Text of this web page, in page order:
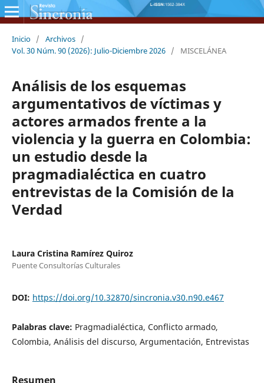
Inicio / Archivos /
Vol. 30 Núm. 90 (2026): Julio-Diciembre 2026 / MISCELÁNEA
Análisis de los esquemas
argumentativos de víctimas y
actores armados frente a la
violencia y la guerra en Colombia:
un estudio desde la
pragmadialéctica en cuatro
entrevistas de la Comisión de la
Verdad
Laura Cristina Ramírez Quiroz
Puente Consultorías Culturales
DOI: https://doi.org/10.32870/sincronia.v30.n90.e467
Palabras clave: Pragmadialéctica, Conflicto armado,
Colombia, Análisis del discurso, Argumentación, Entrevistas
Resumen